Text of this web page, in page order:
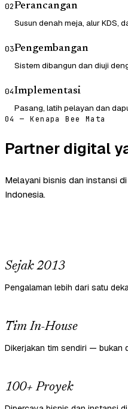
02Perancangan
Susun denah meja, alur KDS,
03Pengembangan
Sistem dibangun dan diuji
04Implementasi
Pasang, latih pelayan dan
04 — Kenapa Bee Mata
Partner digital
Melayani bisnis dan instansi
Indonesia.
Sejak 2013
Pengalaman lebih dari satu
Tim In-House
Dikerjakan tim sendiri — bukan
100+ Proyek